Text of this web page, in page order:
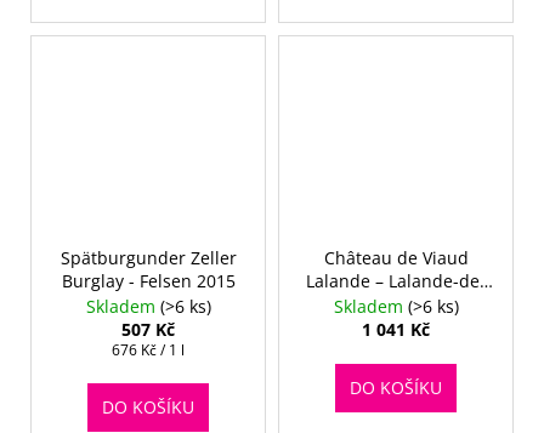
Spätburgunder Zeller
Burglay - Felsen 2015
Skladem (>6 ks)
507 Kč
Měrná
676 Kč / 1 l
DO KOŠÍKU
Château de Viaud
Lalande – Lalande-de-
Pomerol Red 2020
MAGNUM (1,5 l)
Skladem (>6 ks)
1 041 Kč
DO KOŠÍKU